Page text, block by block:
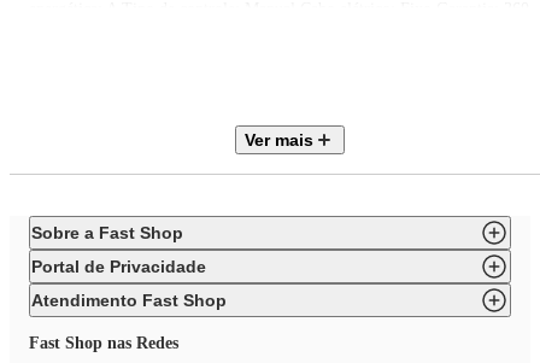
Ver mais
Sobre a Fast Shop
Portal de Privacidade
Atendimento Fast Shop
Fast Shop nas Redes